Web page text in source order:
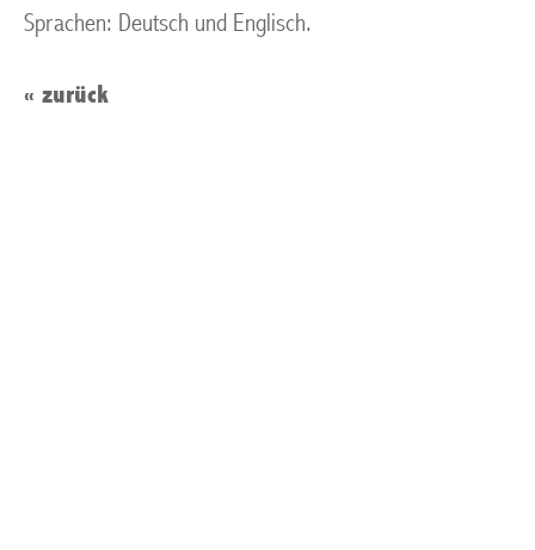
Sprachen: Deutsch und Englisch.
« zurück